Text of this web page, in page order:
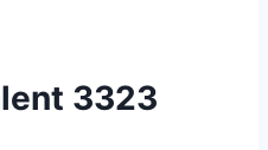
3323